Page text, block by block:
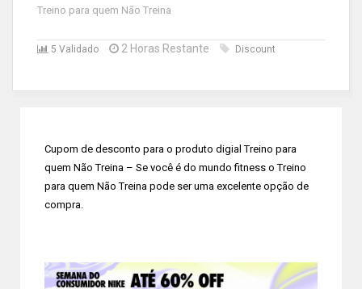
Treino para quem Não Treina
5 Validado 2 Horas Restante Discount
Cupom de desconto para o produto digial Treino para
quem Não Treina – Se você é do mundo fitness o Treino
para quem Não Treina pode ser uma excelente opção de
compra.